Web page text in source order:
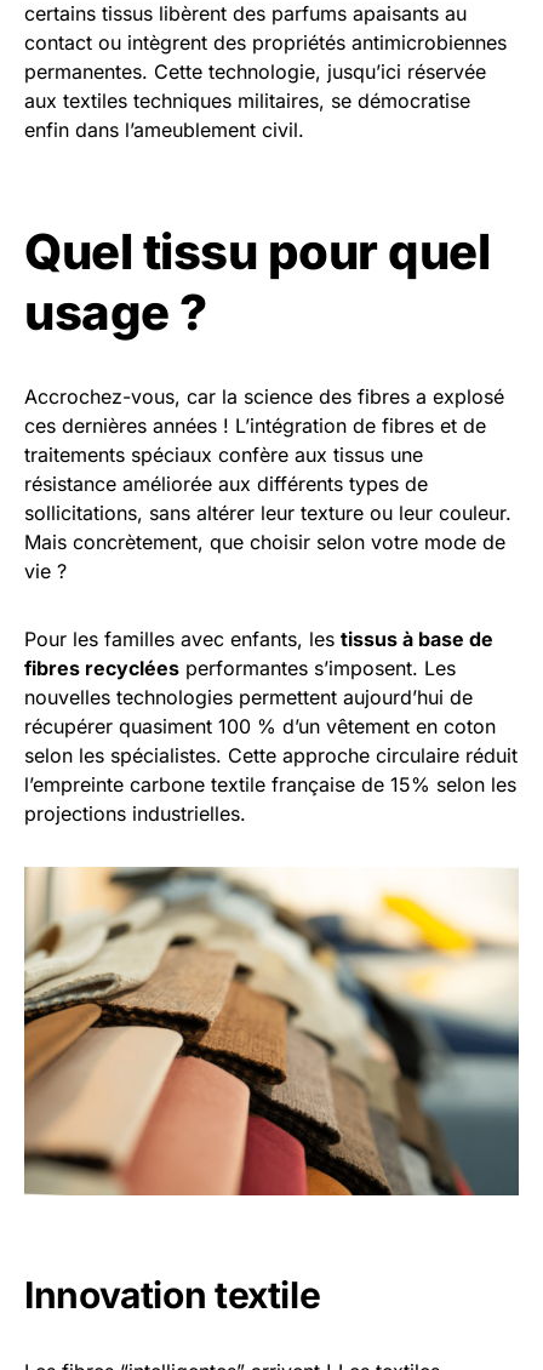
certains tissus libèrent des parfums apaisants au
contact ou intègrent des propriétés antimicrobiennes
permanentes. Cette technologie, jusqu’ici réservée
aux textiles techniques militaires, se démocratise
enfin dans l’ameublement civil.
Quel tissu pour quel
usage ?
Accrochez-vous, car la science des fibres a explosé
ces dernières années ! L’intégration de fibres et de
traitements spéciaux confère aux tissus une
résistance améliorée aux différents types de
sollicitations, sans altérer leur texture ou leur couleur.
Mais concrètement, que choisir selon votre mode de
vie ?
Pour les familles avec enfants, les tissus à base de
fibres recyclées performantes s’imposent. Les
nouvelles technologies permettent aujourd’hui de
récupérer quasiment 100 % d’un vêtement en coton
selon les spécialistes. Cette approche circulaire réduit
l’empreinte carbone textile française de 15% selon les
projections industrielles.
Innovation textile